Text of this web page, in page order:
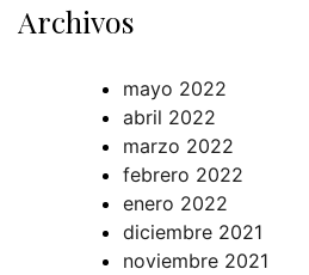
Archivos
mayo 2022
abril 2022
marzo 2022
febrero 2022
enero 2022
diciembre 2021
noviembre 2021